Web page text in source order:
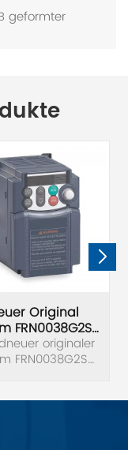
geformter
Original
FRN0038G2S-
4C originaler
FRN0038G2S-
Leistung 15 kW.